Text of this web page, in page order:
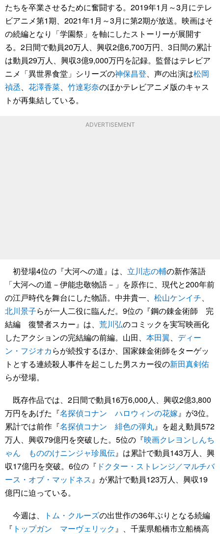
たちを卒業させるために奮闘する。2019年1月～3月にテレ
ビアニメ第1期、2021年1月～3月に第2期が放送。映画はそ
の続編となり「学園祭」を軸にしたストーリーが展開す
る。2日間で動員20万人、興収2億6,700万円、3日間の累計
は動員29万人、興収3億9,000万円を記録。監督はテレビア
ニメ「異世界食堂」シリーズの神保昌登 、声の出演は松岡
禎丞
花澤香菜 竹達彩奈のほかテレビアニメ版のキャス
トが再集結している。
ADVERTISEMENT
初登場4位の『大河への道』は、 立川志の輔の新作落語
「大河への道－伊能忠敬物語－」を原作に、現代と200年前
の江戸時代を舞台にした物語。中井貴一、 松山ケンイチ、
北川景子らが一人二役に臨んだ。9位の『鋼の錬金術師 完
結編 復讐者スカー』は、 荒川弘のコミックを実写映画化
したアクションの完結編の前編。山田、 本田翼、 ディー
ン・フジオカらが続投するほか、国家錬金術師をターゲッ
トとする連続殺人事件を起こした男スカー役の新田真剣佑
らが登場。
既存作品では、2日間で動員16万6,000人、興収2億3,800
万円をあげた『名探偵コナン ハロウィンの花嫁』が3位。
累計では前作『名探偵コナン 緋色の弾丸』を超え動員572
万人、興収79億円を突破した。5位の『映画クレヨンしんち
ゃん もののけニンジャ珍風伝』は累計で動員143万人、興
収17億円を突破。6位の『 ドクター・ストレンジ／マルチバ
ース・オブ・マッドネス』が累計で動員123万人、興収19
億円に迫っている。
今週は、 トム・クルーズの出世作の36年ぶりとなる続編
『 トップガン マーヴェリック』、千葉県船橋市立船橋高